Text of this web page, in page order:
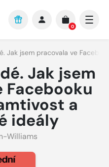
0
Jak jsem pracovala ve
Jak jsem
Facebooku
a
ideály
Williams